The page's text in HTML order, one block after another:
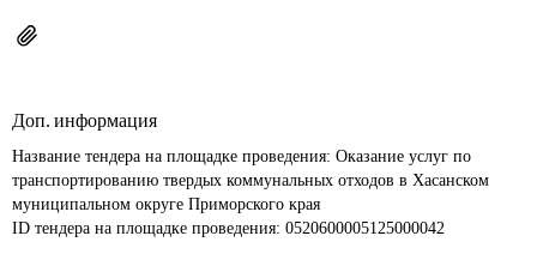
Доп. информация
Название тендера на площадке проведения: Оказание услуг по
транспортированию твердых коммунальных отходов в Хасанском
муниципальном округе Приморского края
ID тендера на площадке проведения: 0520600005125000042